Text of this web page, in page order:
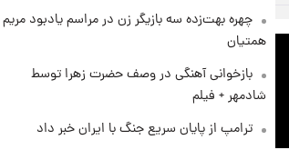
چهره بهت‌زده سه بازیگر زن در مراسم یادبود مریم
همتیان
بازخوانی آهنگی در وصف حضرت زهرا توسط
شادمهر + فیلم
ترامپ از پایان سریع جنگ با ایران خبر داد